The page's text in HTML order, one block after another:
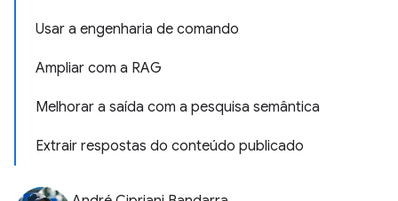
Usar a engenharia de comando
Ampliar com a RAG
Melhorar a saída com a pesquisa semântica
Extrair respostas do conteúdo publicado